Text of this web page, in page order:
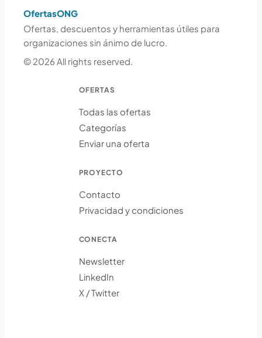
OfertasONG
Ofertas, descuentos y herramientas útiles para
organizaciones sin ánimo de lucro.
© 2026 All rights reserved.
OFERTAS
Todas las ofertas
Categorías
Enviar una oferta
PROYECTO
Contacto
Privacidad y condiciones
CONECTA
Newsletter
LinkedIn
X / Twitter